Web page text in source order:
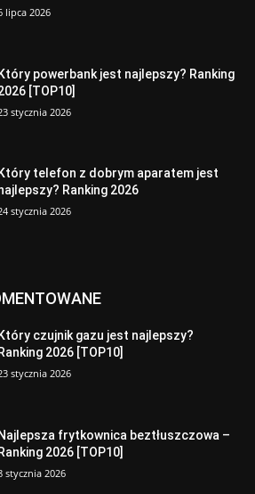
lipca 2026
Który powerbank jest najlepszy? Ranking
[TOP10]
stycznia 2026
Który telefon z dobrym aparatem jest
Ranking 2026
stycznia 2026
Który czujnik gazu jest najlepszy?
Ranking 2026 [TOP10]
stycznia 2026
Najlepsza frytkownica beztłuszczowa –
Ranking 2026 [TOP10]
stycznia 2026